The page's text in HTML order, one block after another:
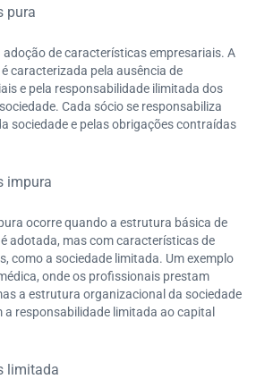
pura
adoção de características empresariais. A
caracterizada pela ausência de
e pela responsabilidade ilimitada dos
Cada sócio se responsabiliza
sociedade e pelas obrigações contraídas
impura
ocorre quando a estrutura básica de
adotada, mas com características de
como a sociedade limitada. Um exemplo
onde os profissionais prestam
a estrutura organizacional da sociedade
a responsabilidade limitada ao capital
limitada